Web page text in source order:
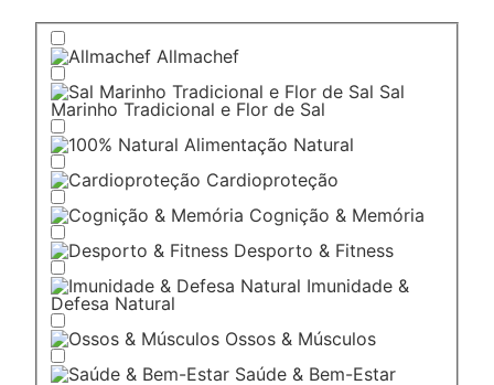
Allmachef
Sal
Marinho Tradicional e Flor de Sal
Alimentação Natural
Cardioproteção
Cognição & Memória
Desporto & Fitness
Imunidade &
Defesa Natural
Ossos & Músculos
Saúde & Bem-Estar